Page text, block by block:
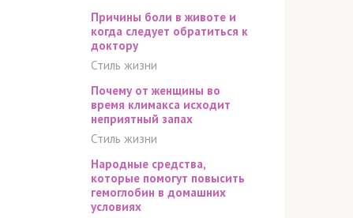
Причины боли в животе и
когда следует обратиться к
доктору
Стиль жизни
Почему от женщины во
время климакса исходит
неприятный запах
Стиль жизни
Народные средства,
которые помогут повысить
гемоглобин в домашних
условиях